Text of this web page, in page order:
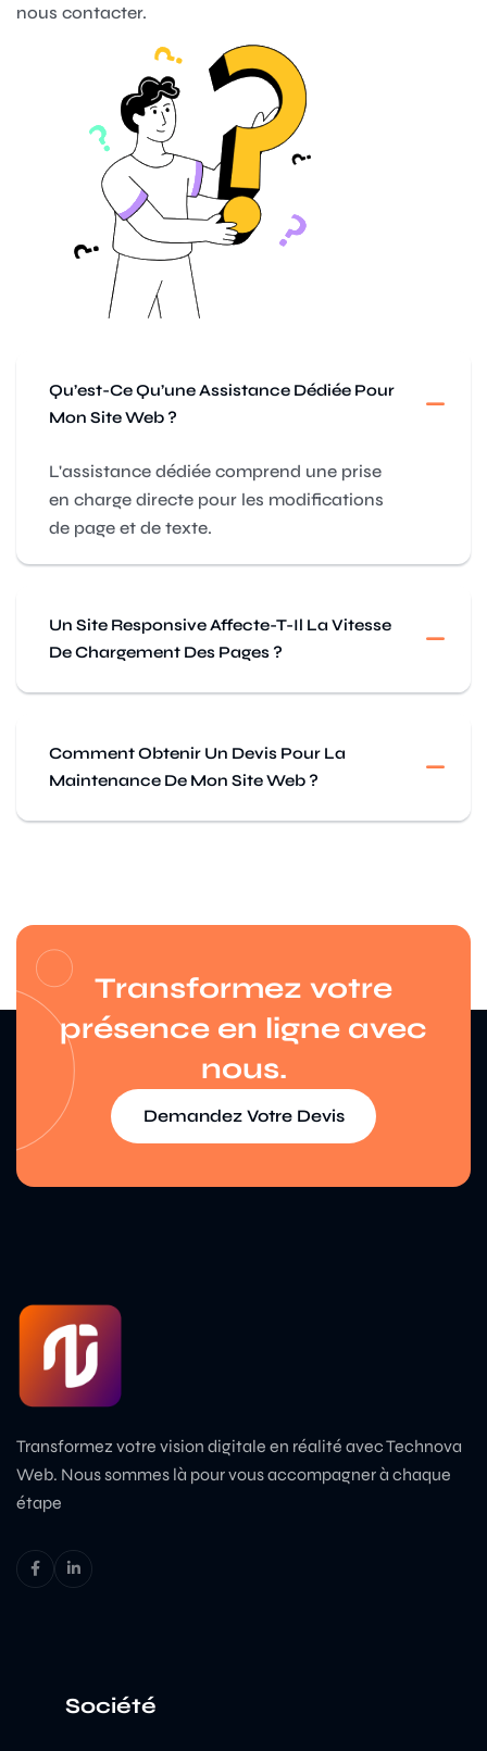
nous contacter.
Qu’est-Ce Qu’une Assistance Dédiée Pour
Mon Site Web ?
L'assistance dédiée comprend une prise
en charge directe pour les modifications
de page et de texte.
Un Site Responsive Affecte-T-Il La Vitesse
De Chargement Des Pages ?
Comment Obtenir Un Devis Pour La
Maintenance De Mon Site Web ?
Transformez votre
présence en ligne avec
nous.
Demandez Votre Devis
Demandez Votre Devis
Transformez votre vision digitale en réalité avec Technova
Web. Nous sommes là pour vous accompagner à chaque
étape
Société